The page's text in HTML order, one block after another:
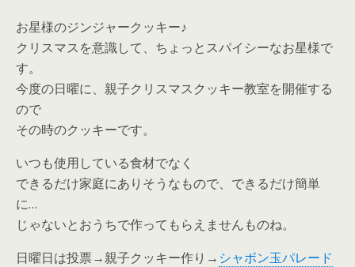
お星様のジンジャークッキー♪
クリスマスを意識して、ちょっとスパイシーなお星様で
す。
今度の日曜に、親子クリスマスクッキー教室を開催する
ので
その時のクッキーです。
いつも使用している食材でなく
できるだけ家庭にありそうなもので、できるだけ簡単
に…
じゃないとおうちで作ってもらえませんものね。
日曜日は投票→親子クッキー作り→ シャボン玉パレード